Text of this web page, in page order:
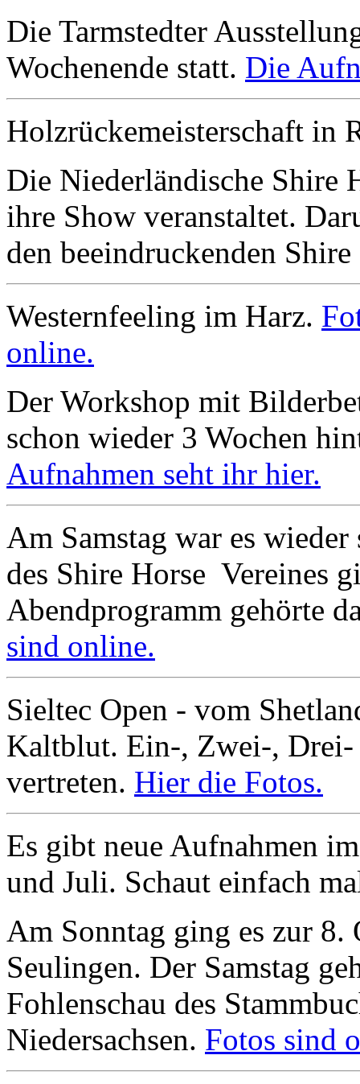
Die Tarmstedter
Wochenende statt. Die
Holzrückemeisterschaft in
Die Niederländische Shire
ihre Show veranstaltet.
den beeindruckenden
Westernfeeling im Harz.
online.
Der Workshop mit
schon wieder 3 Wochen
Aufnahmen seht ihr hier.
Am Samstag war es
des Shire Horse Vereines
Abendprogramm gehörte
sind online.
Sieltec Open - vom
Kaltblut. Ein-, Zwei-, Drei-
vertreten. Hier die Fotos.
Es gibt neue Aufnahmen
und Juli. Schaut einfach
Am Sonntag ging es zur 8.
Seulingen. Der Samstag
Fohlenschau des
Niedersachsen. Fotos sind